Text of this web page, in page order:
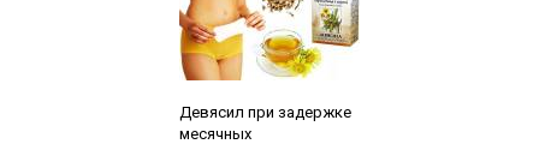
Девясил при задержке
месячных